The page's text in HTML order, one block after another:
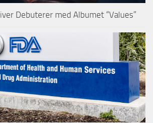
Debuterer med Albumet “Values”